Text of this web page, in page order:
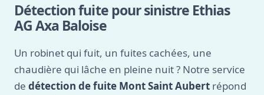
Détection fuite pour sinistre Ethias
AG Axa Baloise
Un robinet qui fuit, un fuites cachées, une
chaudière qui lâche en pleine nuit ? Notre service
de détection de fuite Mont Saint Aubert répond